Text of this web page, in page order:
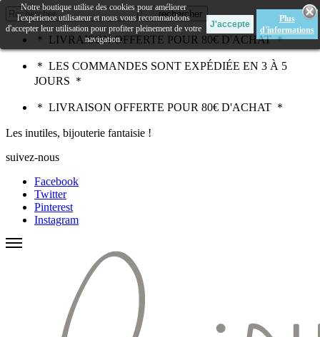
rechercher
＊ LIVRAISON OFFERTE POUR 80€ D'ACHAT ＊
＊ LES COMMANDES SONT EXPÉDIÉE EN 3 À 5
JOURS ＊
＊ LIVRAISON OFFERTE POUR 80€ D'ACHAT ＊
Les inutiles, bijouterie fantaisie !
suivez-nous
Facebook
Twitter
Pinterest
Instagram
Notre boutique utilise des cookies pour améliorer
l'expérience utilisateur et nous vous recommandons
d'accepter leur utilisation pour profiter pleinement de votre
navigation.
Plus
d'informations